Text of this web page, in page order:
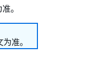
。
准。